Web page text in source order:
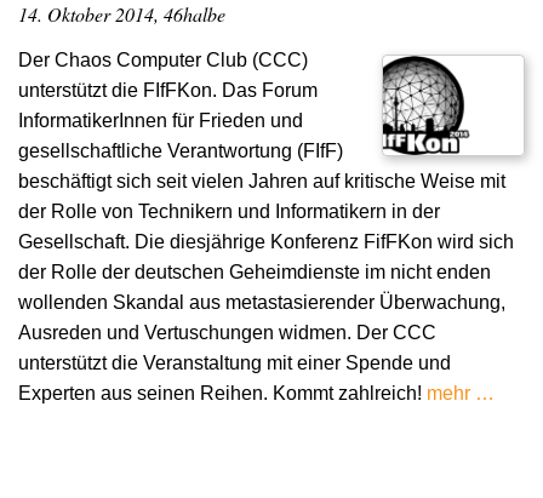
14. Oktober 2014, 46halbe
Der Chaos Computer Club (CCC)
unterstützt die FIfFKon. Das Forum
InformatikerInnen für Frieden und
gesellschaftliche Verantwortung (FIfF)
beschäftigt sich seit vielen Jahren auf kritische Weise mit
der Rolle von Technikern und Informatikern in der
Gesellschaft. Die diesjährige Konferenz FifFKon wird sich
der Rolle der deutschen Geheimdienste im nicht enden
wollenden Skandal aus metastasierender Überwachung,
Ausreden und Vertuschungen widmen. Der CCC
unterstützt die Veranstaltung mit einer Spende und
Experten aus seinen Reihen. Kommt zahlreich! mehr …